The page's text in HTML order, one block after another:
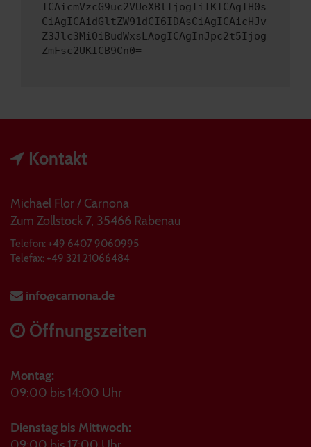
ICAicmVzcG9uc2VUeXBlIjogIiIKICAgIH0s
CiAgICAidGltZW91dCI6IDAsCiAgICAicHJv
Z3Jlc3MiOiBudWxsLAogICAgInJpc2t5Ijog
ZmFsc2UKICB9Cn0=
Kontakt
Michael Flor / Carnona
Zum Zollstock 7, 35466 Rabenau
Telefon: +49 6407 9060995
Telefax: +49 321 21066484
info@carnona.de
Öffnungszeiten
Montag:
09:00 bis 14:00 Uhr
Dienstag bis Mittwoch: